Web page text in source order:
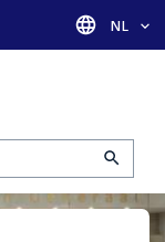
Taal
NL